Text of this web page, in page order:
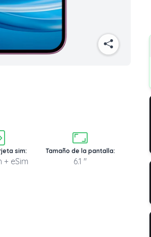
sim:
+ eSim
Tamaño de la pantalla:
6.1 "